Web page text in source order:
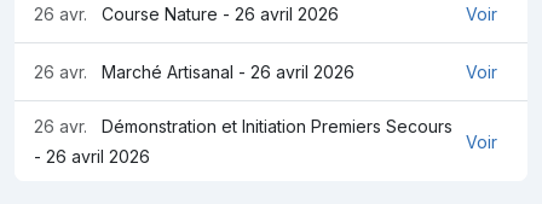
26 avr. Course Nature - 26 avril 2026 Voir
26 avr. Marché Artisanal - 26 avril 2026 Voir
26 avr.
Démonstration et Initiation Premiers Secours
- 26 avril 2026
Voir